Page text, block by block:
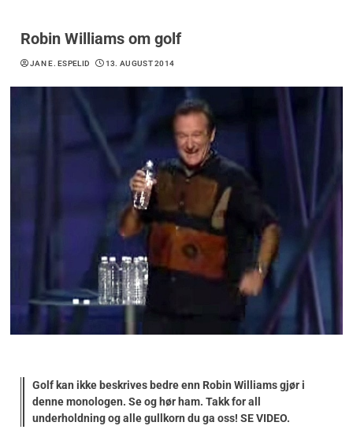
Robin Williams om golf
JAN E. ESPELID 13. AUGUST 2014
Golf kan ikke beskrives bedre enn Robin Williams gjør i
denne monologen. Se og hør ham. Takk for all
underholdning og alle gullkorn du ga oss! SE VIDEO.